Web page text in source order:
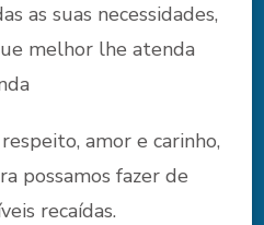
as suas necessidades,
melhor lhe atenda
amor e carinho,
possamos fazer de
recaídas.